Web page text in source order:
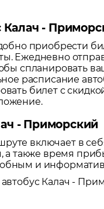
Калач -
приобрести
Ежедневно
спланировать
расписание
билет с
- Приморский
включает в
, а также время
и
Калач -